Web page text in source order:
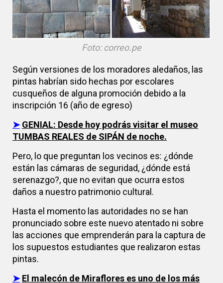
Foto: correo.pe
Según versiones de los moradores aledaños, las
pintas habrían sido hechas por escolares
cusqueños de alguna promoción debido a la
inscripción 16 (año de egreso)
➤ GENIAL: Desde hoy podrás visitar el museo
TUMBAS REALES de SIPÁN de noche.
Pero, lo que preguntan los vecinos es: ¿dónde
están las cámaras de seguridad, ¿dónde está
serenazgo?, que no evitan que ocurra estos
daños a nuestro patrimonio cultural.
Hasta el momento las autoridades no se han
pronunciado sobre este nuevo atentado ni sobre
las acciones que emprenderán para la captura de
los supuestos estudiantes que realizaron estas
pintas.
➤ El malecón de Miraflores es uno de los más